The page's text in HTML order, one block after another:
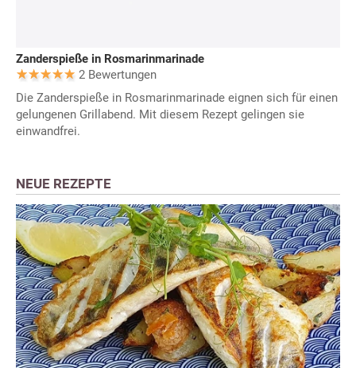
Zanderspieße in Rosmarinmarinade
2 Bewertungen
Die Zanderspieße in Rosmarinmarinade eignen sich für einen
gelungenen Grillabend. Mit diesem Rezept gelingen sie
einwandfrei.
NEUE REZEPTE